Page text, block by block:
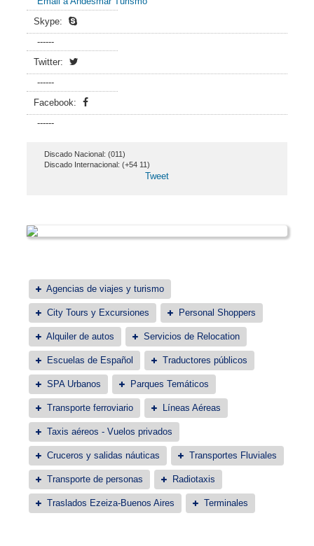
Skype:
------
Twitter:
------
Facebook:
------
Discado Nacional: (011)
Discado Internacional: (+54 11)
Tweet
Agencias de viajes y turismo
City Tours y Excursiones Personal Shoppers
Alquiler de autos Servicios de Relocation
Escuelas de Español Traductores públicos
SPA Urbanos Parques Temáticos
Transporte ferroviario Líneas Aéreas
Taxis aéreos - Vuelos privados
Cruceros y salidas náuticas Transportes Fluviales
Transporte de personas Radiotaxis
Traslados Ezeiza-Buenos Aires Terminales